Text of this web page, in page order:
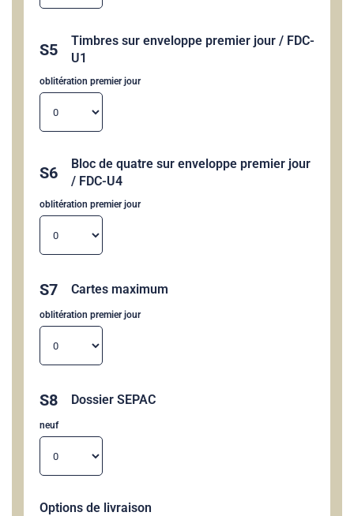
S5
Timbres sur enveloppe premier jour / FDC-
U1
oblitération premier jour
S6
Bloc de quatre sur enveloppe premier jour
/ FDC-U4
oblitération premier jour
S7 Cartes maximum
oblitération premier jour
S8 Dossier SEPAC
neuf
Options de livraison